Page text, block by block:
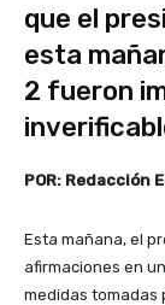
que el
esta
2 fueron
POR: Redacción
Esta mañana, el
afirmaciones en un
medidas tomadas